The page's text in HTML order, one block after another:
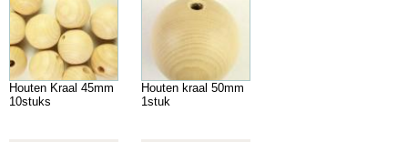
Houten Kraal 45mm
10stuks
Houten kraal 50mm
1stuk